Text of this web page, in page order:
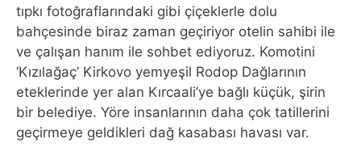
tıpkı fotoğraflarındaki gibi çiçeklerle dolu
bahçesinde biraz zaman geçiriyor otelin sahibi ile
ve çalışan hanım ile sohbet ediyoruz. Komotini
‘Kızılağaç’ Kirkovo yemyeşil Rodop Dağlarının
eteklerinde yer alan Kırcaali’ye bağlı küçük, şirin
bir belediye. Yöre insanlarının daha çok tatillerini
geçirmeye geldikleri dağ kasabası havası var.